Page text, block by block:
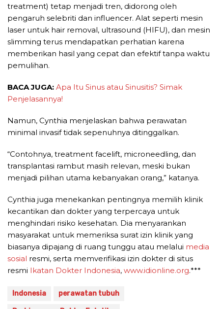
treatment) tetap menjadi tren, didorong oleh
pengaruh selebriti dan influencer. Alat seperti mesin
laser untuk hair removal, ultrasound (HIFU), dan mesin
slimming terus mendapatkan perhatian karena
memberikan hasil yang cepat dan efektif tanpa waktu
pemulihan.
BACA JUGA: Apa Itu Sinus atau Sinusitis? Simak
Penjelasannya!
Namun, Cynthia menjelaskan bahwa perawatan
minimal invasif tidak sepenuhnya ditinggalkan.
“Contohnya, treatment facelift, microneedling, dan
transplantasi rambut masih relevan, meski bukan
menjadi pilihan utama kebanyakan orang,” katanya.
Cynthia juga menekankan pentingnya memilih klinik
kecantikan dan dokter yang terpercaya untuk
menghindari risiko kesehatan. Dia menyarankan
masyarakat untuk memeriksa surat izin klinik yang
biasanya dipajang di ruang tunggu atau melalui media
sosial resmi, serta memverifikasi izin dokter di situs
resmi Ikatan Dokter Indonesia, www.idionline.org.***
Indonesia perawatan tubuh